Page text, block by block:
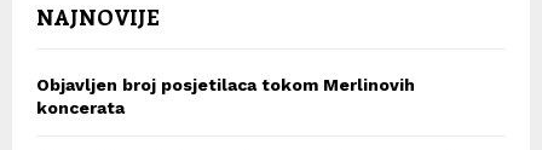
NAJNOVIJE
Objavljen broj posjetilaca tokom Merlinovih
koncerata